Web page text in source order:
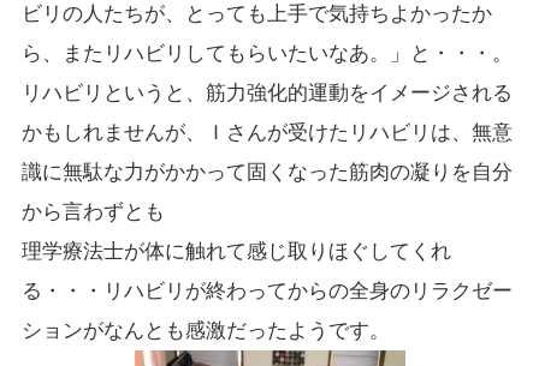
ビリの人たちが、とっても上手で気持ちよかったか
ら、またリハビリしてもらいたいなあ。」と・・・。
リハビリというと、筋力強化的運動をイメージされる
かもしれませんが、Ｉさんが受けたリハビリは、無意
識に無駄な力がかかって固くなった筋肉の凝りを自分
から言わずとも
理学療法士が体に触れて感じ取りほぐしてくれ
る・・・リハビリが終わってからの全身のリラクゼー
ションがなんとも感激だったようです。